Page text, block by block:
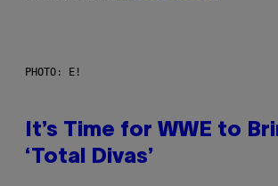
PHOTO: E!
It’s Time for WWE to
‘Total Divas’